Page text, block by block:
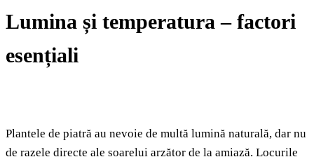
Lumina și temperatura – factori
esențiali
Plantele de piatră au nevoie de multă lumină naturală, dar nu
de razele directe ale soarelui arzător de la amiază. Locurile